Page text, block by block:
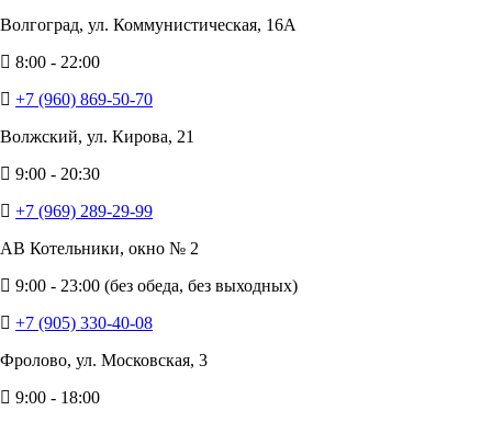
Волгоград, ул. Коммунистическая, 16А
8:00 - 22:00
+7 (960) 869-50-70
Волжский, ул. Кирова, 21
9:00 - 20:30
+7 (969) 289-29-99
АВ Котельники, окно № 2
9:00 - 23:00 (без обеда, без выходных)
+7 (905) 330-40-08
Фролово, ул. Московская, 3
9:00 - 18:00